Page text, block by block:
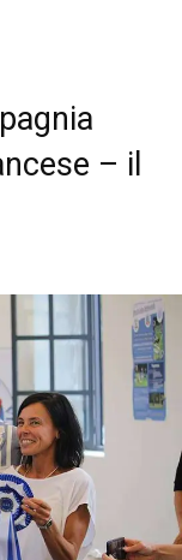
– il